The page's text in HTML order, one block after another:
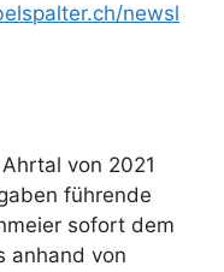
newsl
von 2021
führende
sofort dem
anhand von